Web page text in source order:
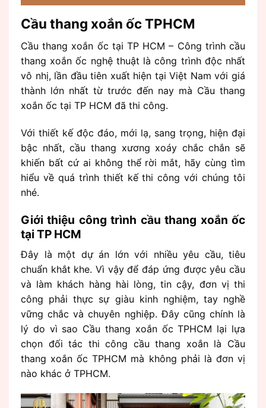
Cầu thang xoắn ốc TPHCM
Cầu thang xoắn ốc tại TP HCM – Công trình cầu
thang xoắn ốc nghệ thuật là công trình độc nhất
vô nhị, lần đầu tiên xuất hiện tại Việt Nam với giá
thành lớn nhất từ trước đến nay mà Cầu thang
xoắn ốc tại TP HCM đã thi công.
Với thiết kế độc đáo, mới lạ, sang trọng, hiện đại
bậc nhất, cầu thang xương xoáy chắc chắn sẽ
khiến bất cứ ai không thể rời mắt, hãy cùng tìm
hiểu về quá trình thiết kế thi công với chúng tôi
nhé.
Giới thiệu công trình cầu thang xoắn ốc
tại TP HCM
Đây là một dự án lớn với nhiều yêu cầu, tiêu
chuẩn khắt khe. Vì vậy để đáp ứng được yêu cầu
và làm khách hàng hài lòng, tin cậy, đơn vị thi
công phải thực sự giàu kinh nghiệm, tay nghề
vững chắc và chuyên nghiệp. Đây cũng chính là
lý do vì sao Cầu thang xoắn ốc TPHCM lại lựa
chọn đối tác thi công cầu thang xoắn là Cầu
thang xoắn ốc TPHCM mà không phải là đơn vị
nào khác ở TPHCM.